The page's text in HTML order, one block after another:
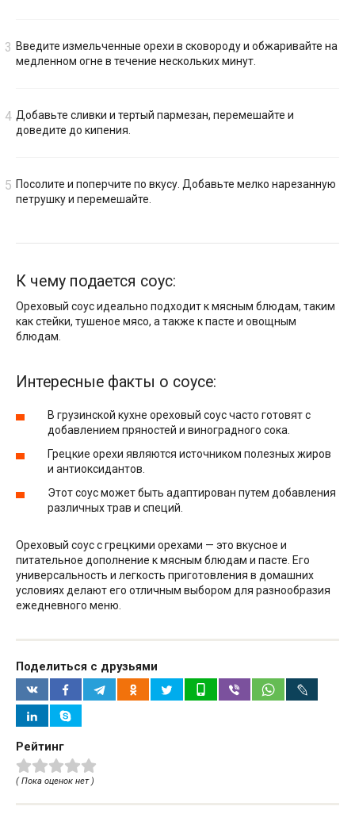
Введите измельченные орехи в сковороду и обжаривайте на
медленном огне в течение нескольких минут.
Добавьте сливки и тертый пармезан, перемешайте и
доведите до кипения.
Посолите и поперчите по вкусу. Добавьте мелко нарезанную
петрушку и перемешайте.
К чему подается соус:
Ореховый соус идеально подходит к мясным блюдам, таким
как стейки, тушеное мясо, а также к пасте и овощным
блюдам.
Интересные факты о соусе:
В грузинской кухне ореховый соус часто готовят с
добавлением пряностей и виноградного сока.
Грецкие орехи являются источником полезных жиров
и антиоксидантов.
Этот соус может быть адаптирован путем добавления
различных трав и специй.
Ореховый соус с грецкими орехами — это вкусное и
питательное дополнение к мясным блюдам и пасте. Его
универсальность и легкость приготовления в домашних
условиях делают его отличным выбором для разнообразия
ежедневного меню.
Поделиться с друзьями
Рейтинг
( Пока оценок нет )